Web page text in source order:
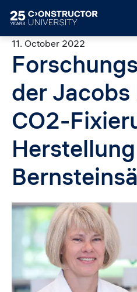
11. October 2022
der
CO2-
Image